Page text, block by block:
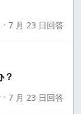
7 月 23 日回答
7 月 23 日回答